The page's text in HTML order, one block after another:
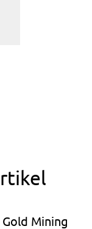
Mining